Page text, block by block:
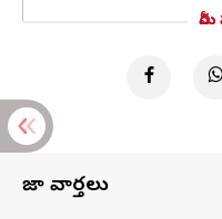
తాజా వార్తలు